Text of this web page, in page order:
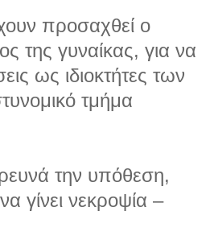
προσαχθεί ο
της γυναίκας, για να
ως ιδιοκτήτες των
τμήμα
την υπόθεση,
γίνει νεκροψία –